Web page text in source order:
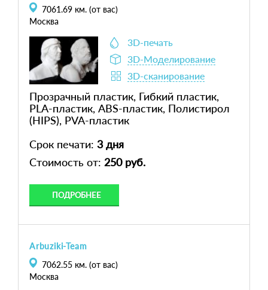
7061.69 км. (от вас)
Москва
3D-печать
3D-Моделирование
3D-сканирование
Прозрачный пластик, Гибкий пластик,
PLA-пластик, ABS-пластик, Полистирол
(HIPS), PVA-пластик
Срок печати: 3 дня
Стоимость от: 250 руб.
ПОДРОБНЕЕ
Arbuziki-Team
7062.55 км. (от вас)
Москва